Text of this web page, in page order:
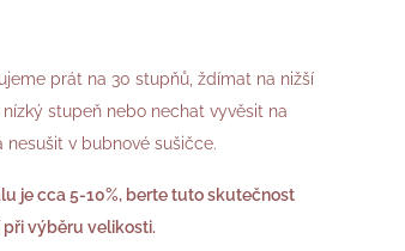
prát na 30 stupňů, ždímat na nižší
stupeň nebo nechat vyvěsit na
nesušit v bubnové sušičce.
je cca 5-10%, berte tuto skutečnost
výběru velikosti.